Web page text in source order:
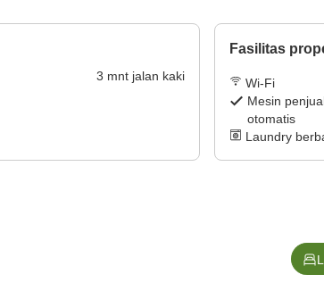
3 mnt jalan kaki
Fasilitas
Wi-Fi
Mesin
otomatis
Laundry